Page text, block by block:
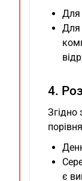
Для
Для
4.
Згідно
є